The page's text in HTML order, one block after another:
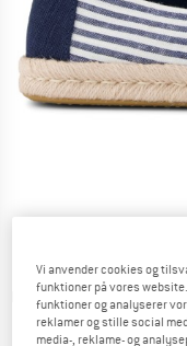
Detaljevisning
Vi anvender cookies og
funktioner på vores
funktioner og analyserer
reklamer og stille social
media-, reklame- og